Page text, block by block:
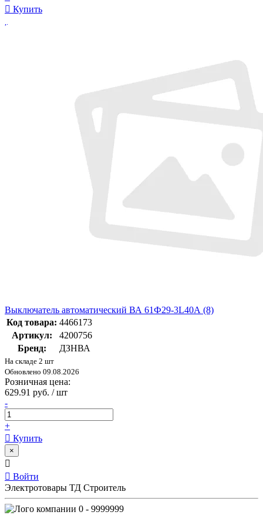
Купить
Выключатель автоматический ВА 61Ф29-3L40А (8)
Код товара: 4466173
Артикул:
4200756
Бренд:
ДЗНВА
На складе 2 шт
Обновлено 09.08.2026
Розничная цена:
629.91 руб. / шт
-
+
Купить
×
Войти
Электротовары ТД Строитель
0 - 9999999